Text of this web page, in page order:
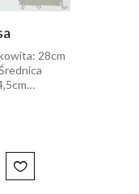
28cm